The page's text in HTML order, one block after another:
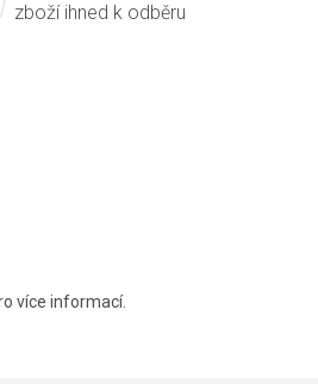
zboží ihned k odběru
více informací.